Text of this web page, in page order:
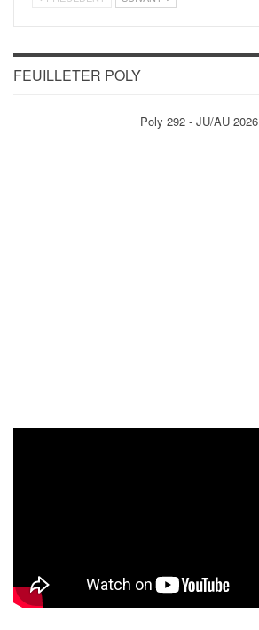
FEUILLETER POLY
Poly 292 - JU/AU 2026